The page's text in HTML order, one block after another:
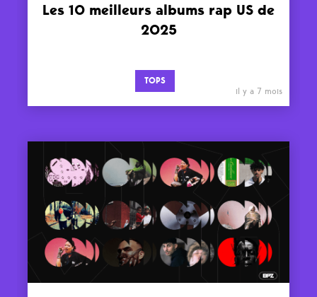
Les 10 meilleurs albums rap US de
2025
TOPS
il y a 7 mois